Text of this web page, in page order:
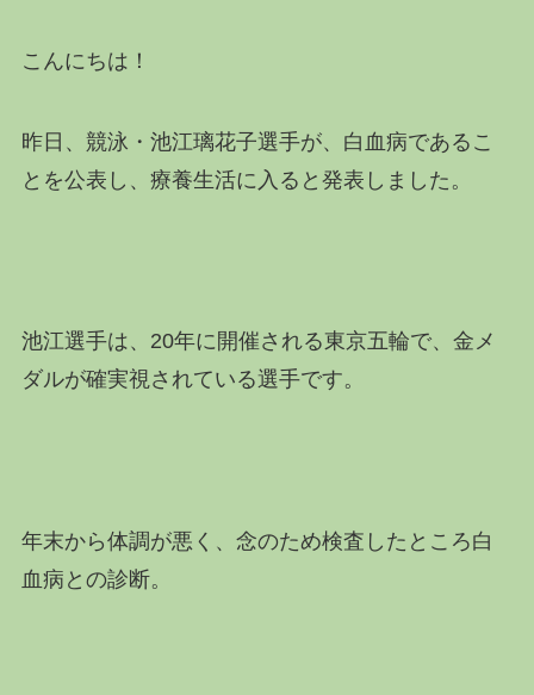
こんにちは！
昨日、競泳・ 池江璃花子選手が、白血病であるこ
とを公表し、療養生活に入ると発表しました。
池江選手は、20年に開催される東京五輪で、金メ
ダルが確実視されている選手です。
年末から体調が悪く、念のため検査したところ白
血病との診断。